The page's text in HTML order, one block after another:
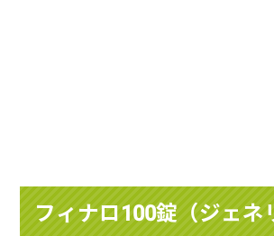
フィナロ100錠（ジェネ